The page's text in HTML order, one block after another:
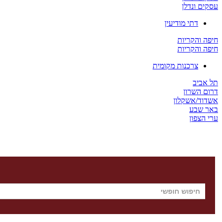
עסקים ונדלן
דתי מודיעין
חיפה והקריות
חיפה והקריות
צרכנות מקומית
תל אביב
דרום השרון
אשדוד/אשקלון
באר שבע
ערי הצפון